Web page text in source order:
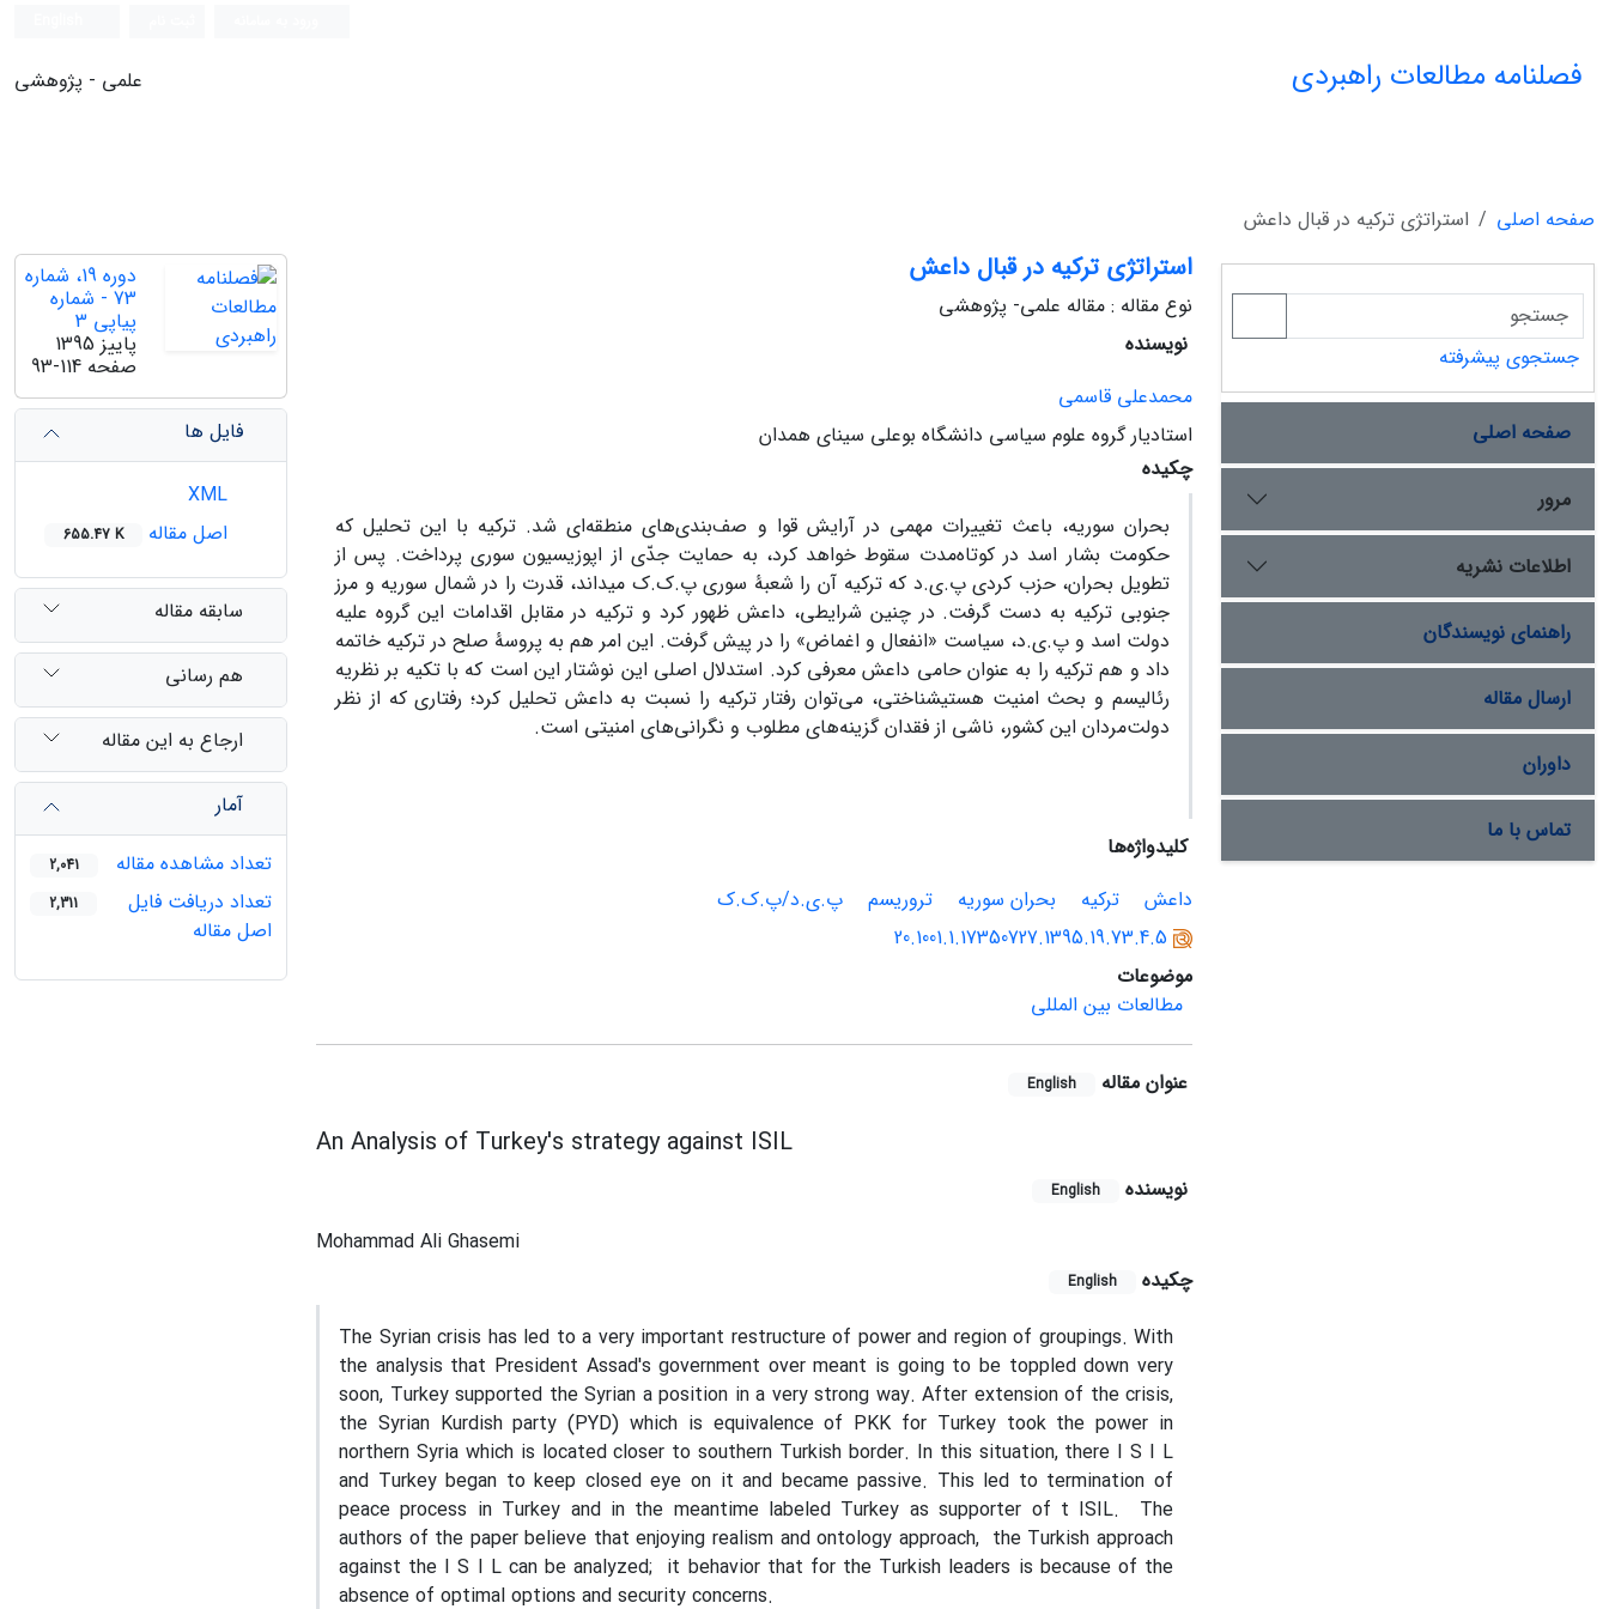
فصلنامه مطالعات راهبردی علمی - پژوهشی
صفحه اصلی استراتژی ترکیه در قبال داعش
استراتژی ترکیه در قبال داعش
نوع مقاله : مقاله علمی- پژوهشی
نویسنده
محمدعلی قاسمی
استادیار گروه علوم سیاسی دانشگاه بوعلی سینای همدان
چکیده
بحران سوریه، باعث تغییرات مهمی در آرایش قوا و صف‌بندی‌های منطقه‌‏ای شد. ترکیه با این تحلیل که
حکومت بشار اسد در کوتاه‌مدت سقوط خواهد کرد، به حمایت جدّی از اپوزیسیون سوری پرداخت. پس از
تطویل بحران، حزب کردی پ.ی.د که ترکیه آن را شعبۀ سوری پ.ک.ک می‏داند، قدرت را در شمال سوریه و مرز
جنوبی ترکیه به‏ دست گرفت. در چنین شرایطی، داعش ظهور کرد و ترکیه در مقابل اقدامات این گروه علیه
دولت اسد و پ.ی.د، سیاست «انفعال و اغماض» را در پیش گرفت. این امر هم به پروسۀ صلح در ترکیه خاتمه
داد و هم ترکیه را به‏ عنوان حامی داعش معرفی کرد. استدلال اصلی این نوشتار این است که با تکیه بر نظریه
رئالیسم و بحث امنیت هستی‏شناختی، می‌توان رفتار ترکیه را نسبت به داعش تحلیل کرد؛ رفتاری که از نظر
دولت‌مردان این کشور، ناشی از فقدان گزینه‌های مطلوب و نگرانی‌های امنیتی است.
کلیدواژه‌ها
داعش
ترکیه بحران سوریه تروریسم
پ.ی.د/پ.ک.ک
20.1001.1.17350727.1395.19.73.4.5
موضوعات
مطالعات بین المللی
عنوان مقاله English
An Analysis of Turkey's strategy against ISIL
نویسنده English
Mohammad Ali Ghasemi
چکیده
English
The Syrian crisis has led to a very important restructure of power and region of groupings. With
the analysis that President Assad's government over meant is going to be toppled down very
soon, Turkey supported the Syrian a position in a very strong way. After extension of the crisis,
the Syrian Kurdish party (PYD) which is equivalence of PKK for Turkey took the power in
northern Syria which is located closer to southern Turkish border. In this situation, there I S I L
and Turkey began to keep closed eye on it and became passive. This led to termination of
peace process in Turkey and in the meantime labeled Turkey as supporter of t ISIL. The
authors of the paper believe that enjoying realism and ontology approach, the Turkish approach
against the I S I L can be analyzed; it behavior that for the Turkish leaders is because of the
absence of optimal options and security concerns.
دوره 19، شماره
73 - شماره
پیاپی 3
پاییز 1395
صفحه 93-114
فایل ها
اصل مقاله
655.47 K
سابقه مقاله
هم رسانی
ارجاع به این مقاله
آمار
تعداد مشاهده مقاله
2,041
تعداد دریافت فایل
اصل مقاله
2,311
جستجوی پیشرفته
صفحه اصلی
مرور
اطلاعات نشریه
راهنمای نویسندگان
ارسال مقاله
داوران
تماس با ما